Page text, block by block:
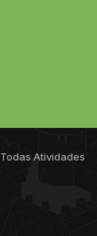
Todas Atividades